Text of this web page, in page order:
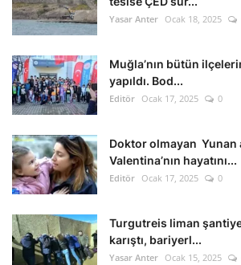
Yasar Anter Ocak 18, 2025
Muğla’nın bütün
yapıldı. Bod...
Editör Ocak 17, 2025 0
Doktor olmayan Yunan
Valentina’nın hayatını...
Editör Ocak 17, 2025 0
Turgutreis liman
karıştı, bariyerl...
Yasar Anter Ocak 15, 2025